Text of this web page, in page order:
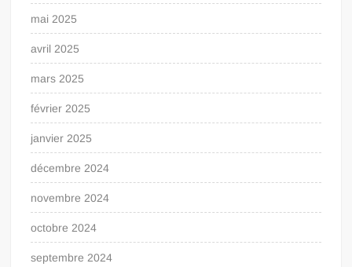
mai 2025
avril 2025
mars 2025
février 2025
janvier 2025
décembre 2024
novembre 2024
octobre 2024
septembre 2024